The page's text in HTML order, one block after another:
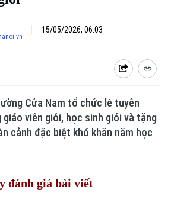
15/05/2026, 06:03
Cửa Nam tổ chức lễ tuyên
giáo viên giỏi, học sinh giỏi và tặng
cảnh đặc biệt khó khăn năm học
đánh giá bài viết